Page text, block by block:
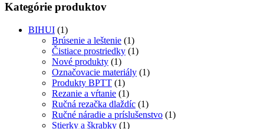
Kategórie produktov
BIHUI (1)
Brúsenie a leštenie (1)
Čistiace prostriedky (1)
Nové produkty (1)
Označovacie materiály (1)
Produkty BPTT (1)
Rezanie a vŕtanie (1)
Ručná rezačka dlaždíc (1)
Ručné náradie a príslušenstvo (1)
Stierky a škrabky (1)